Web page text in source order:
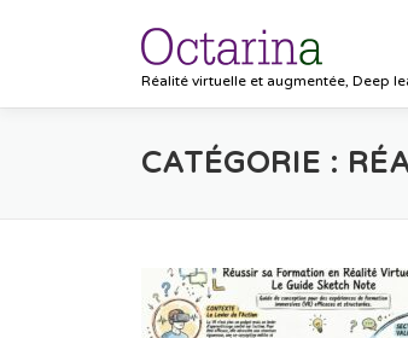
Réalité virtuelle et augmentée, Deep
CATÉGORIE :